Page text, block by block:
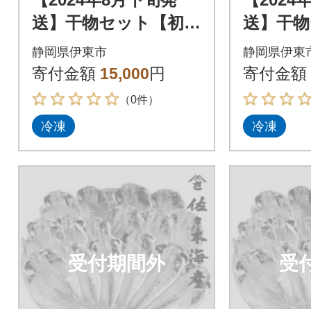
送】干物セット【初島
C】特トロあじ・中あ
じ各8枚 伊豆・伊東
の干物詰め合わせ
静岡県伊東市
寄付金額 15,000円
（0件）
冷凍
送】干
C】特ト
じ各8
の干物
静岡県伊東
寄付金額
冷凍
受付期間外 受